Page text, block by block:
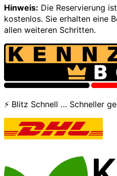
Hinweis: Die Reservierung
kostenlos. Sie erhalten eine
allen weiteren Schritten.
⚡ Blitz Schnell … Schneller